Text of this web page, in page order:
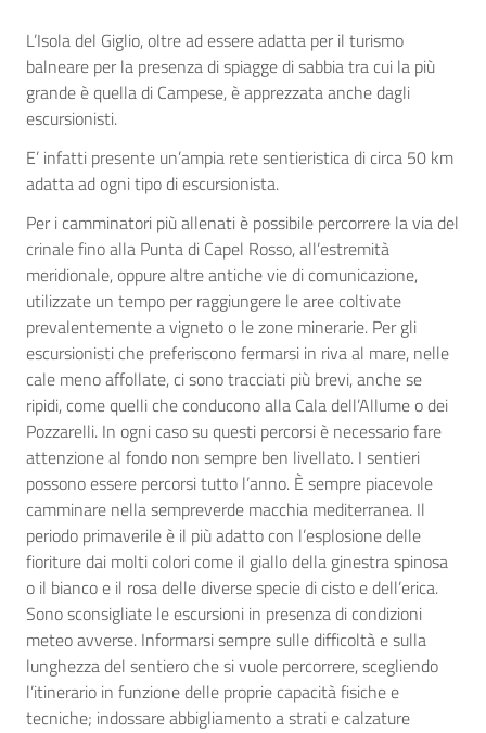
L’Isola del Giglio, oltre ad essere adatta per il turismo
balneare per la presenza di spiagge di sabbia tra cui la più
grande è quella di Campese, è apprezzata anche dagli
escursionisti.
E’ infatti presente un’ampia rete sentieristica di circa 50 km
adatta ad ogni tipo di escursionista.
Per i camminatori più allenati è possibile percorrere la via del
crinale fino alla Punta di Capel Rosso, all’estremità
meridionale, oppure altre antiche vie di comunicazione,
utilizzate un tempo per raggiungere le aree coltivate
prevalentemente a vigneto o le zone minerarie. Per gli
escursionisti che preferiscono fermarsi in riva al mare, nelle
cale meno affollate, ci sono tracciati più brevi, anche se
ripidi, come quelli che conducono alla Cala dell’Allume o dei
Pozzarelli. In ogni caso su questi percorsi è necessario fare
attenzione al fondo non sempre ben livellato. I sentieri
possono essere percorsi tutto l’anno. È sempre piacevole
camminare nella sempreverde macchia mediterranea. Il
periodo primaverile è il più adatto con l’esplosione delle
fioriture dai molti colori come il giallo della ginestra spinosa
o il bianco e il rosa delle diverse specie di cisto e dell’erica.
Sono sconsigliate le escursioni in presenza di condizioni
meteo avverse. Informarsi sempre sulle difficoltà e sulla
lunghezza del sentiero che si vuole percorrere, scegliendo
l’itinerario in funzione delle proprie capacità fisiche e
tecniche; indossare abbigliamento a strati e calzature